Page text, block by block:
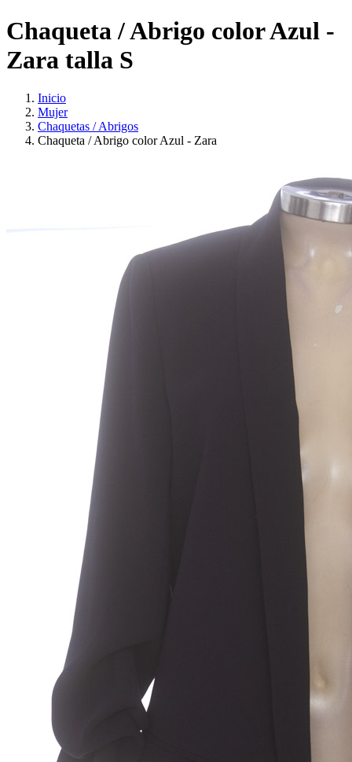
Chaqueta / Abrigo color Azul -
Zara talla S
Inicio
Mujer
Chaquetas / Abrigos
Chaqueta / Abrigo color Azul - Zara